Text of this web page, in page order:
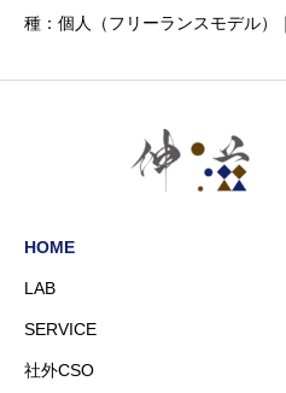
種：個人（フリーランスモデル）
HOME
LAB
SERVICE
社外CSO